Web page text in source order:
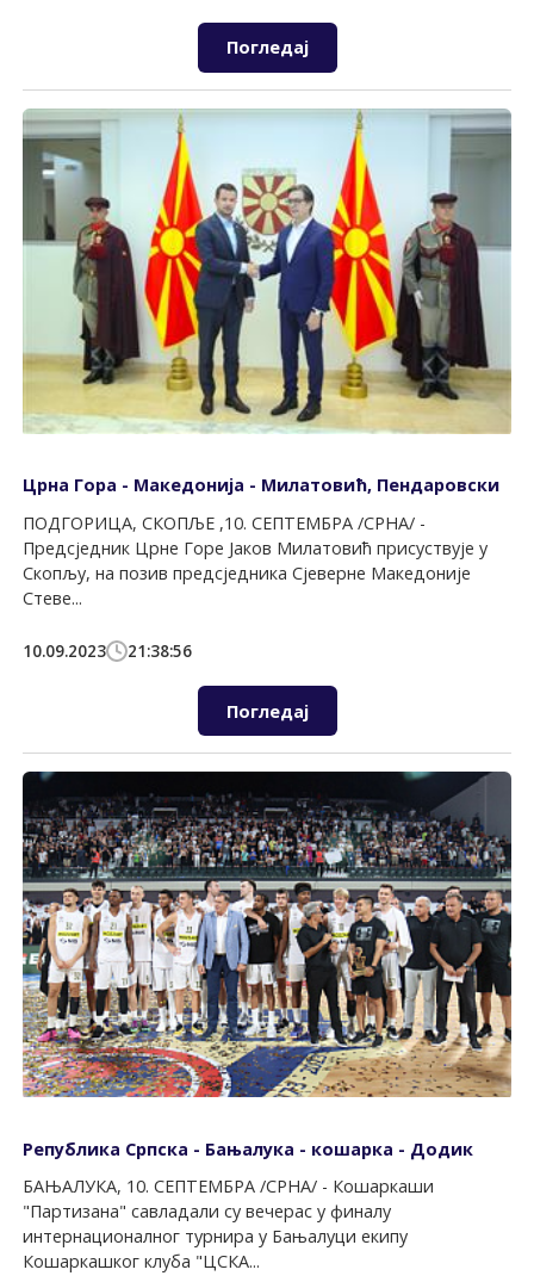
Погледај
Црна Гора - Македонија - Милатовић, Пендаровски
ПОДГОРИЦА, СКОПЉЕ ,10. СЕПТЕМБРА /СРНА/ -
Предсједник Црне Горе Јаков Милатовић присуствује у
Скопљу, на позив предсједника Сјеверне Македоније
Стеве...
10.09.2023 21:38:56
Погледај
Република Српска - Бањалука - кошарка - Додик
БАЊАЛУКА, 10. СЕПТЕМБРА /СРНА/ - Кошаркаши
"Партизана" савладали су вечерас у финалу
интернационалног турнира у Бањалуци екипу
Кошаркашког клуба "ЦСКА...